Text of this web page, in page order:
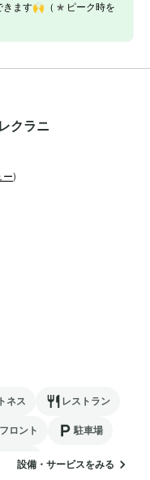
きます🙌（*ピーク時を
ラニ
)
ネス レストラン
ロント 駐車場
タンド
設備・サービスをみる